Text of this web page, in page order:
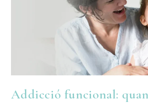
Addicció funcional: